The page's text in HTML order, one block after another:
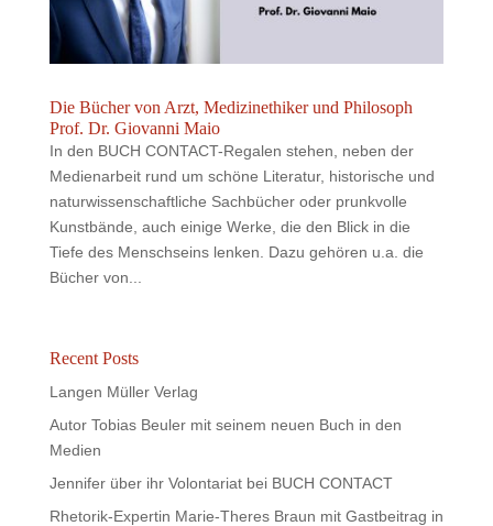
Die Bücher von Arzt, Medizinethiker und Philosoph
Prof. Dr. Giovanni Maio
In den BUCH CONTACT-Regalen stehen, neben der
Medienarbeit rund um schöne Literatur, historische und
naturwissenschaftliche Sachbücher oder prunkvolle
Kunstbände, auch einige Werke, die den Blick in die
Tiefe des Menschseins lenken. Dazu gehören u.a. die
Bücher von...
Recent Posts
Langen Müller Verlag
Autor Tobias Beuler mit seinem neuen Buch in den
Medien
Jennifer über ihr Volontariat bei BUCH CONTACT
Rhetorik-Expertin Marie-Theres Braun mit Gastbeitrag in